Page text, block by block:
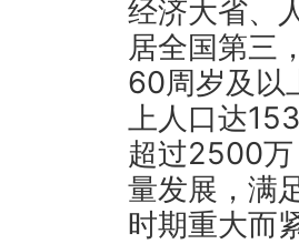
经济大省、
居全国第三
60周岁及以
上人口达
超过2500万
量发展，满
时期重大而